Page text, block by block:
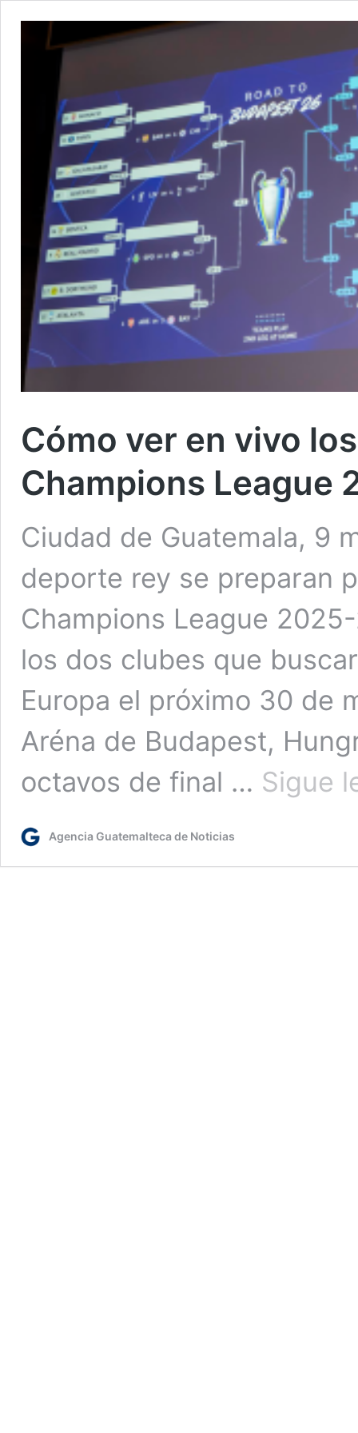
Cómo ver en vivo
Champions League
Ciudad de Guatemala, 9
deporte rey se preparan
Champions League
los dos clubes que
Europa el próximo 30 de
Aréna de Budapest,
octavos de final … Sigue
Agencia Guatemalteca de Noticias